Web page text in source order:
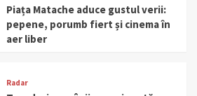
Piața Matache aduce gustul verii:
pepene, porumb fiert și cinema în
aer liber
Radar